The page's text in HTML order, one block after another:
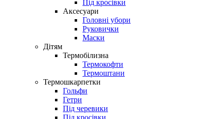
Під кросівки
Аксесуари
Головні убори
Руковички
Маски
Дітям
Термобілизна
Термокофти
Термоштани
Термошкарпетки
Гольфи
Гетри
Під черевики